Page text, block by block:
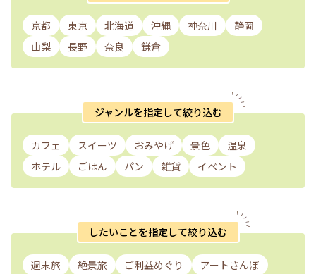
京都 東京 北海道 沖縄 神奈川
静岡
山梨
長野 奈良 鎌倉
ジャンルを指定して絞り込む
カフェ スイーツ おみやげ 景色
温泉
ホテル
ごはん パン 雑貨 イベント
したいことを指定して絞り込む
週末旅 絶景旅 ご利益めぐり
アートさんぽ